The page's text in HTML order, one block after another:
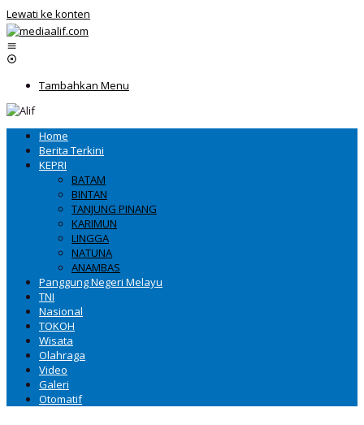
Lewati ke konten
Tambahkan Menu
Home
Berita Terkini
KEPRI
BATAM
BINTAN
TANJUNG PINANG
KARIMUN
LINGGA
NATUNA
ANAMBAS
Panggung Negeri Melayu
TNI
Nasional
TOKOH
Wisata
Olahraga
Video
Galeri
Otomatif